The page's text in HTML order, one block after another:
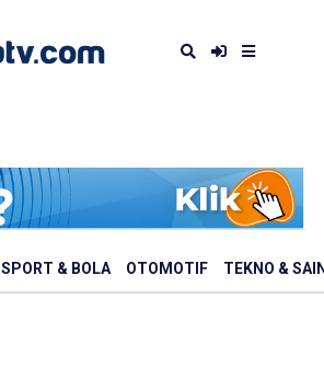
SPORT & BOLA OTOMOTIF TEKNO &